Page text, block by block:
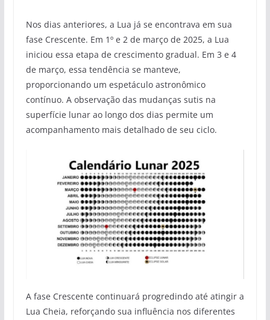
Nos dias anteriores, a Lua já se encontrava em sua
fase Crescente. Em 1º e 2 de março de 2025, a Lua
iniciou essa etapa de crescimento gradual. Em 3 e 4
de março, essa tendência se manteve,
proporcionando um espetáculo astronômico
contínuo. A observação das mudanças sutis na
superfície lunar ao longo dos dias permite um
acompanhamento mais detalhado de seu ciclo.
A fase Crescente continuará progredindo até atingir a
Lua Cheia, reforçando sua influência nos diferentes